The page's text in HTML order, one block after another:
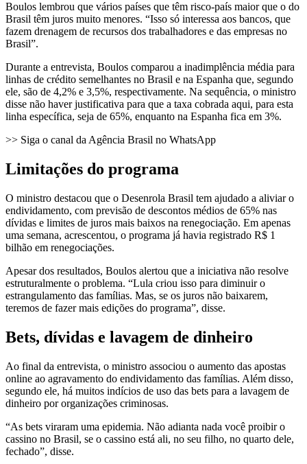
Boulos lembrou que vários países que têm risco-país maior que o do
Brasil têm juros muito menores. “Isso só interessa aos bancos, que
fazem drenagem de recursos dos trabalhadores e das empresas no
Brasil”.
Durante a entrevista, Boulos comparou a inadimplência média para
linhas de crédito semelhantes no Brasil e na Espanha que, segundo
ele, são de 4,2% e 3,5%, respectivamente. Na sequência, o ministro
disse não haver justificativa para que a taxa cobrada aqui, para esta
linha específica, seja de 65%, enquanto na Espanha fica em 3%.
>> Siga o canal da Agência Brasil no WhatsApp
Limitações do programa
O ministro destacou que o Desenrola Brasil tem ajudado a aliviar o
endividamento, com previsão de descontos médios de 65% nas
dívidas e limites de juros mais baixos na renegociação. Em apenas
uma semana, acrescentou, o programa já havia registrado R$ 1
bilhão em renegociações.
Apesar dos resultados, Boulos alertou que a iniciativa não resolve
estruturalmente o problema. “Lula criou isso para diminuir o
estrangulamento das famílias. Mas, se os juros não baixarem,
teremos de fazer mais edições do programa”, disse.
Bets, dívidas e lavagem de dinheiro
Ao final da entrevista, o ministro associou o aumento das apostas
online ao agravamento do endividamento das famílias. Além disso,
segundo ele, há muitos indícios de uso das bets para a lavagem de
dinheiro por organizações criminosas.
“As bets viraram uma epidemia. Não adianta nada você proibir o
cassino no Brasil, se o cassino está ali, no seu filho, no quarto dele,
fechado”, disse.